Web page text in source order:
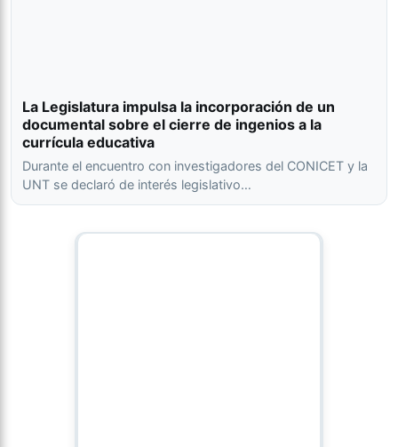
La Legislatura impulsa la incorporación de un
documental sobre el cierre de ingenios a la
currícula educativa
Durante el encuentro con investigadores del CONICET y la
UNT se declaró de interés legislativo…